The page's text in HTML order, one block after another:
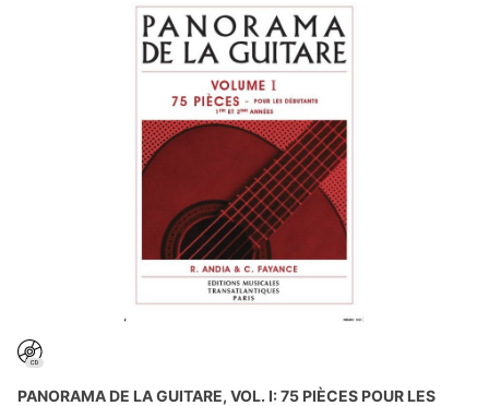
PANORAMA DE LA GUITARE, VOL. I: 75 PIÈCES POUR LES